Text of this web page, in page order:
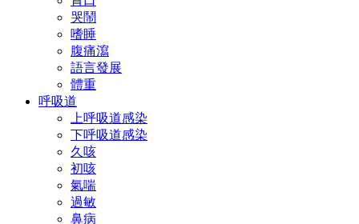
哭鬧
嗜睡
腹痛瀉
語言發展
體重
呼吸道
上呼吸道感染
下呼吸道感染
久咳
初咳
氣喘
過敏
鼻病